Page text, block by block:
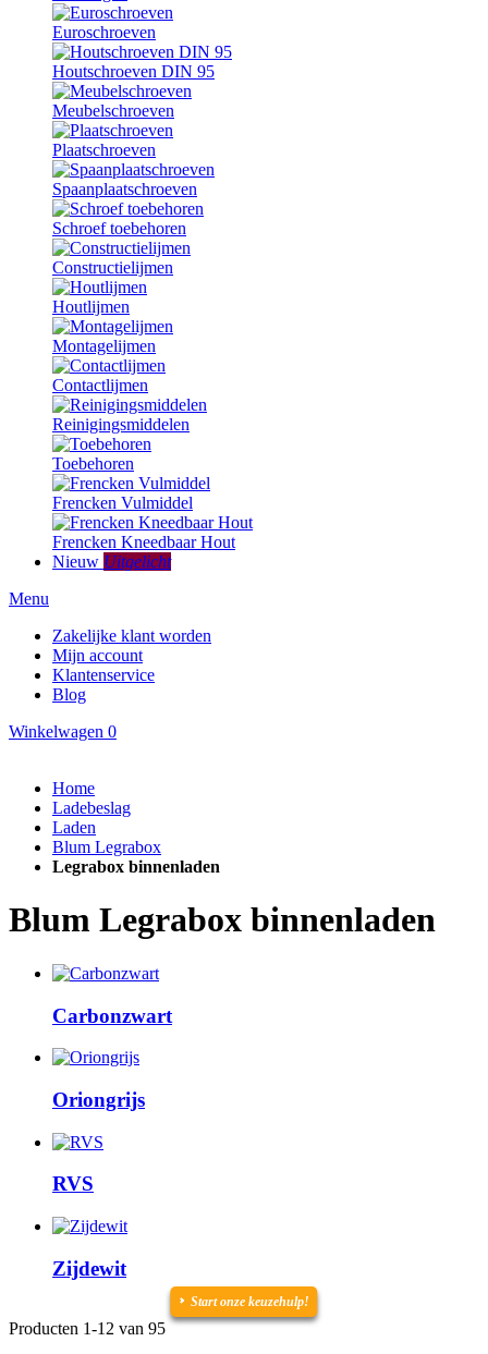
Euroschroeven
Houtschroeven DIN 95
Meubelschroeven
Plaatschroeven
Spaanplaatschroeven
Schroef toebehoren
Constructielijmen
Houtlijmen
Montagelijmen
Contactlijmen
Reinigingsmiddelen
Toebehoren
Frencken Vulmiddel
Frencken Kneedbaar Hout
Nieuw Uitgelicht
Menu
Zakelijke klant worden
Mijn account
Klantenservice
Blog
Winkelwagen 0
Home
Ladebeslag
Laden
Blum Legrabox
Legrabox binnenladen
Blum Legrabox binnenladen
Carbonzwart
Oriongrijs
RVS
Zijdewit
Start onze keuzehulp!
Producten 1-12 van 95